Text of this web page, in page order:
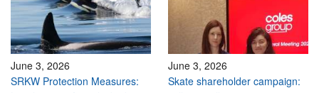
June 3, 2026
SRKW Protection Measures:
June 3, 2026
Skate shareholder campaign: